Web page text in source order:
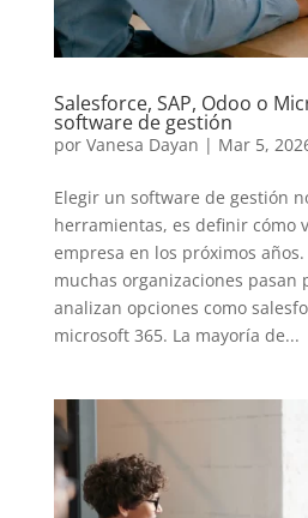
Salesforce, SAP, Odoo o
software de gestión
por Vanesa Dayan | Mar 5,
Elegir un software de gestión
herramientas, es definir cómo
empresa en los próximos
muchas organizaciones pasan
analizan opciones como
microsoft 365. La mayoría de...